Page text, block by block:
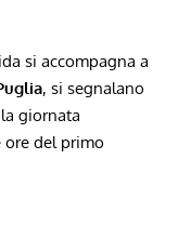
si accompagna a
, si segnalano
giornata
ore del primo